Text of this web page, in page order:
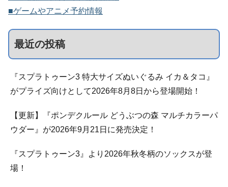
■ゲームやアニメ予約情報
最近の投稿
『スプラトゥーン3 特大サイズぬいぐるみ イカ＆タコ』
がプライズ向けとして2026年8月8日から登場開始！
【更新】『ポンデクルール どうぶつの森 マルチカラーパ
ウダー』が2026年9月21日に発売決定！
『スプラトゥーン3』より2026年秋冬柄のソックスが登
場！